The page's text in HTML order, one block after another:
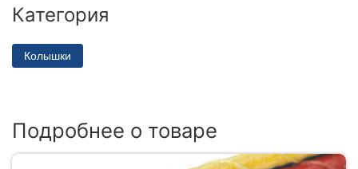
Категория
Колышки
Подробнее о товаре